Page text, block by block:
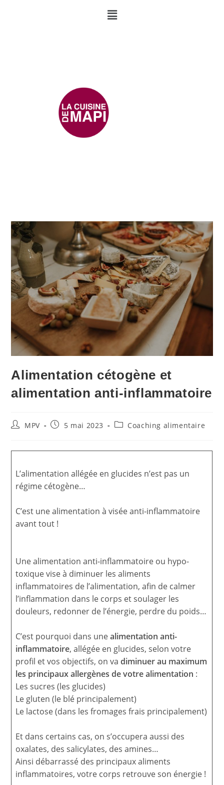
Alimentation cétogène et
alimentation anti-inflammatoire
MPV 5 mai 2023 Coaching alimentaire
L’alimentation allégée en glucides n’est pas un
régime cétogène…
C’est une alimentation à visée anti-inflammatoire
avant tout !
Une alimentation anti-inflammatoire ou hypo-
toxique vise à diminuer les aliments
inflammatoires de l’alimentation, afin de calmer
l’inflammation dans le corps et soulager les
douleurs, redonner de l’énergie, perdre du poids…
C’est pourquoi dans unealimentation anti-
inflammatoire, allégée en glucides, selon votre
profil et vos objectifs, on vadiminuer au maximum
les principaux allergènes de votre alimentation :
Les sucres (les glucides)
Le gluten (le blé principalement)
Le lactose (dans les fromages frais principalement)
Et dans certains cas, on s’occupera aussi des
oxalates, des salicylates, des amines…
Ainsi débarrassé des principaux aliments
inflammatoires, votre corps retrouve son énergie !